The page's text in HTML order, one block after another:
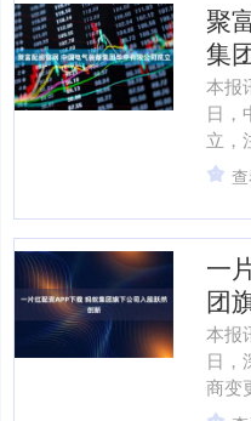
聚
集
本报
日，
立，
及控
备
一
团
本报
日，
商变
业管